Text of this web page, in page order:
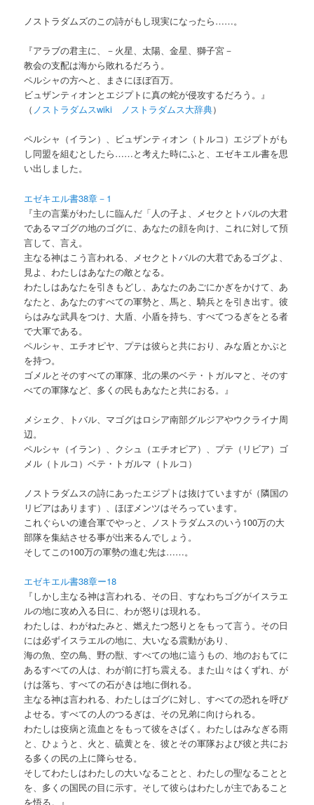
ノストラダムズのこの詩がもし現実になったら……。
『アラブの君主に、－火星、太陽、金星、獅子宮－
教会の支配は海から敗れるだろう。
ペルシャの方へと、まさにほぼ百万。
ビュザンティオンとエジプトに真の蛇が侵攻するだろう。』
（ ノストラダムスwiki ノストラダムス大辞典）
ペルシャ（イラン）、ビュザンティオン（トルコ）エジプトがも
し同盟を組むとしたら……と考えた時にふと、エゼキエル書を思
い出しました。
エゼキエル書38章－1
『主の言葉がわたしに臨んだ「人の子よ、メセクとトバルの大君
であるマゴグの地のゴグに、あなたの顔を向け、これに対して預
言して、言え。
主なる神はこう言われる、メセクとトバルの大君であるゴグよ、
見よ、わたしはあなたの敵となる。
わたしはあなたを引きもどし、あなたのあごにかぎをかけて、あ
なたと、あなたのすべての軍勢と、馬と、騎兵とを引き出す。彼
らはみな武具をつけ、大盾、小盾を持ち、すべてつるぎをとる者
で大軍である。
ペルシャ、エチオピヤ、プテは彼らと共におり、みな盾とかぶと
を持つ。
ゴメルとそのすべての軍隊、北の果のベテ・トガルマと、そのす
べての軍隊など、多くの民もあなたと共におる。』
メシェク、トバル、マゴグはロシア南部グルジアやウクライナ周
辺。
ペルシャ（イラン）、クシュ（エチオピア）、プテ（リビア）ゴ
メル（トルコ）ベテ・トガルマ（トルコ）
ノストラダムスの詩にあったエジプトは抜けていますが（隣国の
リビアはあります）、ほぼメンツはそろっています。
これぐらいの連合軍でやっと、ノストラダムスのいう100万の大
部隊を集結させる事が出来るんでしょう。
そしてこの100万の軍勢の進む先は……。
エゼキエル書38章ー18
『しかし主なる神は言われる、その日、すなわちゴグがイスラエ
ルの地に攻め入る日に、わが怒りは現れる。
わたしは、わがねたみと、燃えたつ怒りとをもって言う。その日
には必ずイスラエルの地に、大いなる震動があり、
海の魚、空の鳥、野の獣、すべての地に這うもの、地のおもてに
あるすべての人は、わが前に打ち震える。また山々はくずれ、が
けは落ち、すべての石がきは地に倒れる。
主なる神は言われる、わたしはゴグに対し、すべての恐れを呼び
よせる。すべての人のつるぎは、その兄弟に向けられる。
わたしは疫病と流血とをもって彼をさばく。わたしはみなぎる雨
と、ひょうと、火と、硫黄とを、彼とその軍隊および彼と共にお
る多くの民の上に降らせる。
そしてわたしはわたしの大いなることと、わたしの聖なることと
を、多くの国民の目に示す。そして彼らはわたしが主であること
を悟る。』